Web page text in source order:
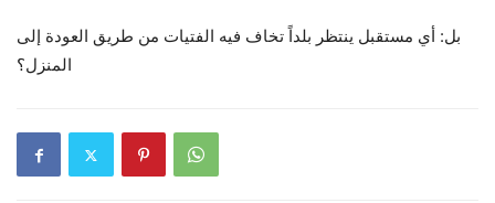
بل: أي مستقبل ينتظر بلداً تخاف فيه الفتيات من طريق العودة إلى
المنزل؟